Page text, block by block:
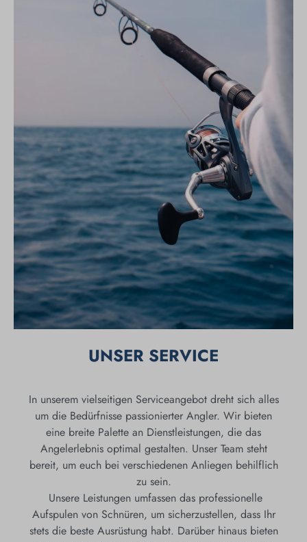
UNSER SERVICE
In unserem vielseitigen Serviceangebot dreht sich alles
um die Bedürfnisse passionierter Angler. Wir bieten
eine breite Palette an Dienstleistungen, die das
Angelerlebnis optimal gestalten. Unser Team steht
bereit, um euch bei verschiedenen Anliegen behilflich
zu sein.
Unsere Leistungen umfassen das professionelle
Aufspulen von Schnüren, um sicherzustellen, dass Ihr
stets die beste Ausrüstung habt. Darüber hinaus bieten